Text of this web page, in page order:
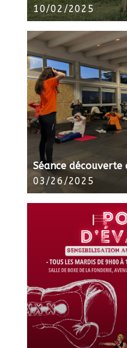
10/02/2025
Séance découverte
03/26/2025